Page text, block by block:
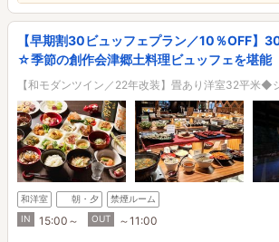
【早期割30ビュッフェプラン／10％OFF】
☆季節の創作会津郷土料理ビュッフェを堪能
【和モダンツイン／22年改装】畳あり洋室32平米◆
和洋室 朝・夕
禁煙ルーム
IN
15:00～ OUT ～11:00